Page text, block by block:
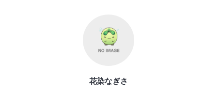
花染なぎさ